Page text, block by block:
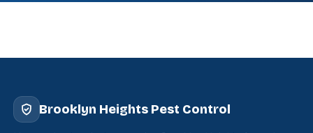
Brooklyn Heights Pest Control